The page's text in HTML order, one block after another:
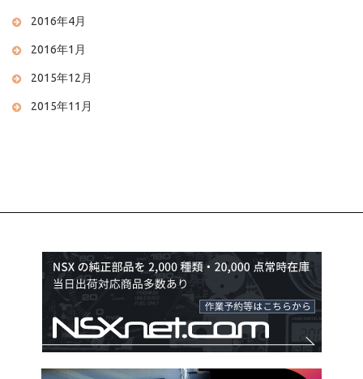
2016年4月
2016年1月
2015年12月
2015年11月